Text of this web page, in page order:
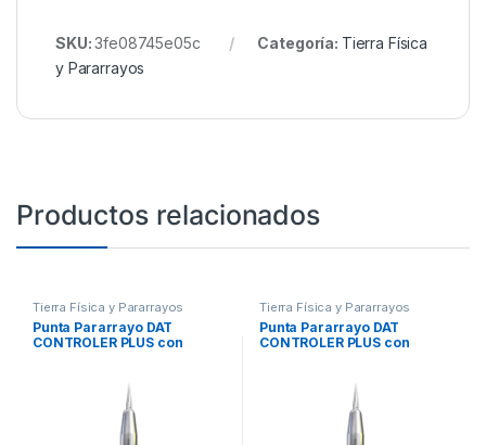
SKU:3fe08745e05c Categoría: Tierra Física
y Pararrayos
Productos relacionados
Tierra Física y Pararrayos
Punta Pararrayo DAT
CONTROLER PLUS con
Tierra Física y Pararrayos
Punta Pararrayo DAT
CONTROLER PLUS con